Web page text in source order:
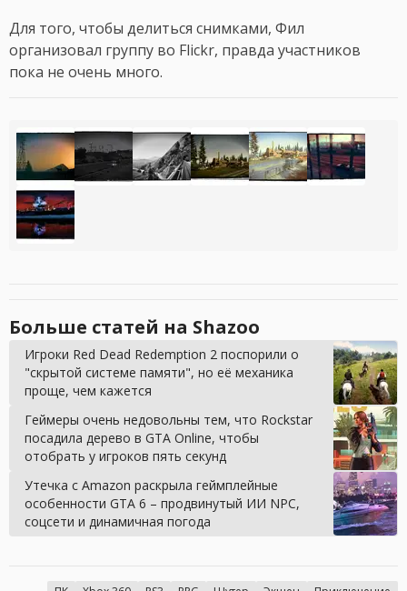
Для того, чтобы делиться снимками, Фил
организовал группу во Flickr, правда участников
пока не очень много.
Больше статей на Shazoo
Игроки Red Dead Redemption 2 поспорили о
"скрытой системе памяти", но её механика
проще, чем кажется
Геймеры очень недовольны тем, что Rockstar
посадила дерево в GTA Online, чтобы
отобрать у игроков пять секунд
Утечка с Amazon раскрыла геймплейные
особенности GTA 6 – продвинутый ИИ NPC,
соцсети и динамичная погода